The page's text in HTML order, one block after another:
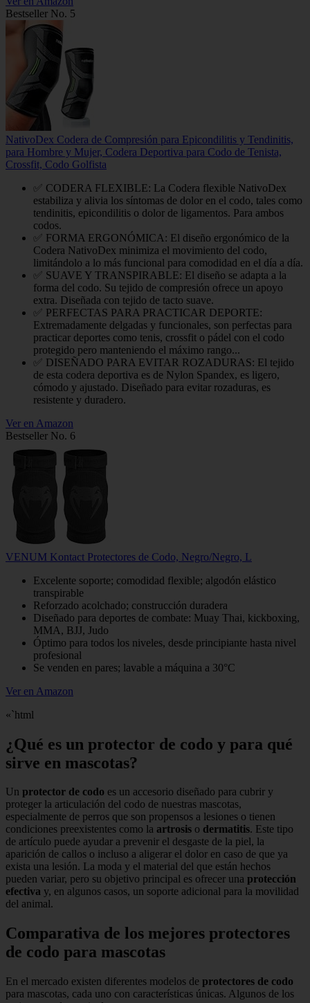
Bestseller No. 5
NativoDex Codera de Compresión para Epicondilitis y Tendinitis,
para Hombre y Mujer, Codera Deportiva para Codo de Tenista,
Crossfit, Codo Golfista
✅ CODERA FLEXIBLE: La Codera flexible NativoDex
estabiliza y alivia los síntomas de dolor en el codo, tales como
tendinitis, epicondilitis o dolor de ligamentos. Para ambos
codos.
✅ FORMA ERGONÓMICA: El diseño ergonómico de la
Codera NativoDex minimiza el movimiento del codo,
limitándolo a lo más funcional para comodidad en el día a día.
✅ SUAVE Y TRANSPIRABLE: El diseño se adapta a la
forma del codo. Su tejido de compresión ofrece un apoyo
extra. Diseñada con tejido de tacto suave.
✅ PERFECTAS PARA PRACTICAR DEPORTE:
Extremadamente delgadas y funcionales, son perfectas para
practicar deportes como tenis, crossfit o pádel con el codo
protegido pero manteniendo el máximo rango...
✅ DISEÑADO PARA EVITAR ROZADURAS: El tejido
de esta codera deportiva es de Nylon Spandex, es ligero,
cómodo y ajustado. Diseñado para evitar rozaduras, es
resistente y duradero.
Ver en Amazon
Bestseller No. 6
VENUM Kontact Protectores de Codo, Negro/Negro, L
Excelente soporte; comodidad flexible; algodón elástico
transpirable
Reforzado acolchado; construcción duradera
Diseñado para deportes de combate: Muay Thai, kickboxing,
MMA, BJJ, Judo
Óptimo para todos los niveles, desde principiante hasta nivel
profesional
Se venden en pares; lavable a máquina a 30°C
Ver en Amazon
«`html
¿Qué es un protector de codo y para qué
sirve en mascotas?
Un protector de codo es un accesorio diseñado para cubrir y
proteger la articulación del codo de nuestras mascotas,
especialmente de perros que son propensos a lesiones o tienen
condiciones preexistentes como la artrosis o dermatitis. Este tipo
de artículo puede ayudar a prevenir el desgaste de la piel, la
aparición de callos o incluso a aligerar el dolor en caso de que ya
exista una lesión. La moda y el material del que están hechos
pueden variar, pero su objetivo principal es ofrecer una protección
efectiva y, en algunos casos, un soporte adicional para la movilidad
del animal.
Comparativa de los mejores protectores
de codo para mascotas
En el mercado existen diferentes modelos de protectores de codo
para mascotas, cada uno con características únicas. Algunos de los